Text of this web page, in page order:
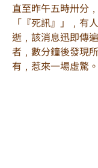
直至昨午五時卅分
「『死訊』」﹐有
逝﹐該消息迅即傳
者﹐數分鐘後發現
有﹐惹來一場虛驚。